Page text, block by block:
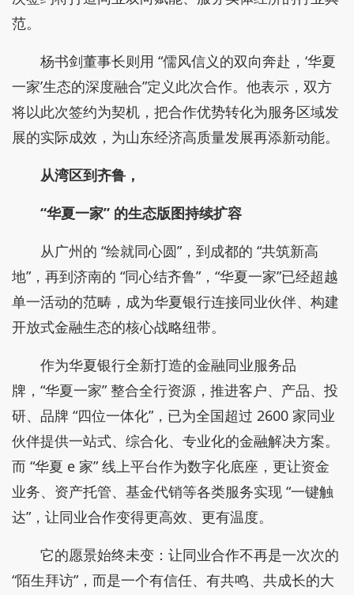
范。
杨书剑董事长则用 “儒风信义的双向奔赴，‘华夏
一家’生态的深度融合”定义此次合作。他表示，双方
将以此次签约为契机，把合作优势转化为服务区域发
展的实际成效，为山东经济高质量发展再添新动能。
从湾区到齐鲁，
“华夏一家” 的生态版图持续扩容
从广州的 “绘就同心圆”，到成都的 “共筑新高
地”，再到济南的 “同心结齐鲁”，“华夏一家”已经超越
单一活动的范畴，成为华夏银行连接同业伙伴、构建
开放式金融生态的核心战略纽带。
作为华夏银行全新打造的金融同业服务品
牌，“华夏一家” 整合全行资源，推进客户、产品、投
研、品牌 “四位一体化”，已为全国超过 2600 家同业
伙伴提供一站式、综合化、专业化的金融解决方案。
而 “华夏 e 家” 线上平台作为数字化底座，更让资金
业务、资产托管、基金代销等各类服务实现 “一键触
达”，让同业合作变得更高效、更有温度。
它的愿景始终未变：让同业合作不再是一次次的
“陌生拜访”，而是一个有信任、有共鸣、共成长的大